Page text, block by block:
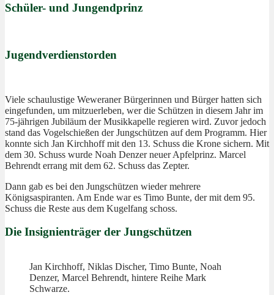
Schüler- und Jungendprinz
Jugendverdienstorden
Viele schaulustige Weweraner Bürgerinnen und Bürger hatten sich
eingefunden, um mitzuerleben, wer die Schützen in diesem Jahr im
75-jährigen Jubiläum der Musikkapelle regieren wird. Zuvor jedoch
stand das Vogelschießen der Jungschützen auf dem Programm. Hier
konnte sich Jan Kirchhoff mit den 13. Schuss die Krone sichern. Mit
dem 30. Schuss wurde Noah Denzer neuer Apfelprinz. Marcel
Behrendt errang mit dem 62. Schuss das Zepter.
Dann gab es bei den Jungschützen wieder mehrere
Königsaspiranten. Am Ende war es Timo Bunte, der mit dem 95.
Schuss die Reste aus dem Kugelfang schoss.
Die Insignienträger der Jungschützen
Jan Kirchhoff, Niklas Discher, Timo Bunte, Noah
Denzer, Marcel Behrendt, hintere Reihe Mark
Schwarze.